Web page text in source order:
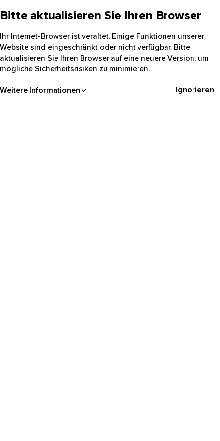
Bitte aktualisieren Sie Ihren Browser
Ihr Internet-Browser ist veraltet. Einige Funktionen unserer
Website sind eingeschränkt oder nicht verfügbar. Bitte
aktualisieren Sie Ihren Browser auf eine neuere Version, um
mögliche Sicherheitsrisiken zu minimieren.
Weitere Informationen Ignorieren